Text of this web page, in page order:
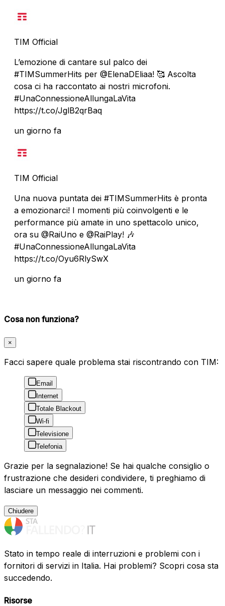
TIM Official
L’emozione di cantare sul palco dei
#TIMSummerHits per @ElenaDEliaa! 🥰 Ascolta
cosa ci ha raccontato ai nostri microfoni.
#UnaConnessioneAllungaLaVita
https://t.co/JglB2qrBaq
un giorno fa
TIM Official
Una nuova puntata dei #TIMSummerHits è pronta
a emozionarci! I momenti più coinvolgenti e le
performance più amate in uno spettacolo unico,
ora su @RaiUno e @RaiPlay! 🎶
#UnaConnessioneAllungaLaVita
https://t.co/Oyu6RlySwX
un giorno fa
Cosa non funziona?
×
Facci sapere quale problema stai riscontrando con TIM:
Email
Internet
Totale Blackout
Wi-fi
Televisione
Telefonia
Grazie per la segnalazione! Se hai qualche consiglio o
frustrazione che desideri condividere, ti preghiamo di
lasciare un messaggio nei commenti.
Chiudere
Stato in tempo reale di interruzioni e problemi con i
fornitori di servizi in Italia. Hai problemi? Scopri cosa sta
succedendo.
Risorse